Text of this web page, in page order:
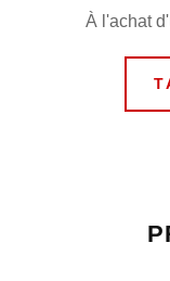
À l'achat